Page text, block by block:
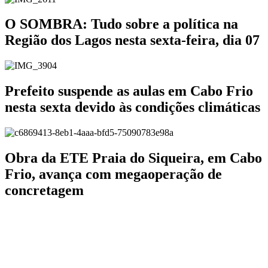
O SOMBRA: Tudo sobre a política na
Região dos Lagos nesta sexta-feira, dia 07
Prefeito suspende as aulas em Cabo Frio
nesta sexta devido às condições climáticas
Obra da ETE Praia do Siqueira, em Cabo
Frio, avança com megaoperação de
concretagem